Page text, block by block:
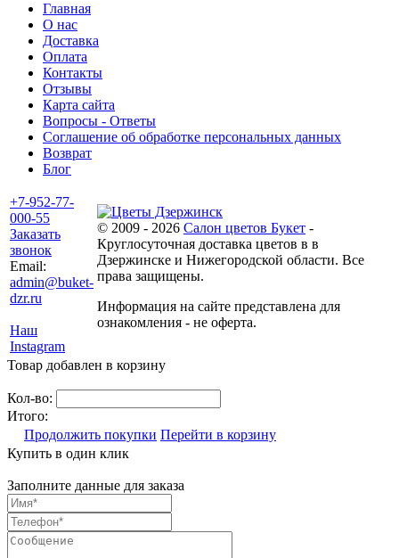
Главная
О нас
Доставка
Оплата
Контакты
Отзывы
Карта сайта
Вопросы - Ответы
Соглашение об обработке персональных данных
Возврат
Блог
+7-952-77-
000-55
Заказать
звонок
Email:
admin@buket-
dzr.ru
Наш
Instagram
© 2009 - 2026 Салон цветов Букет -
Круглосуточная доставка цветов в в
Дзержинске и Нижегородской области. Все
права защищены.
Информация на сайте представлена для
ознакомления - не оферта.
Товар добавлен в корзину
Кол-во:
Итого:
Продолжить покупки Перейти в корзину
Купить в один клик
Заполните данные для заказа